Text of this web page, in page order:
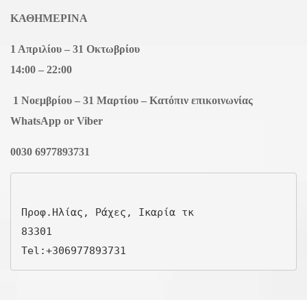
ΚΑΘΗΜΕΡΙΝΑ
1 Απριλίου – 31 Οκτωβρίου
14:00 – 22:00
1 Νοεμβρίου – 31 Μαρτίου – Κατόπιν επικοινωνίας
WhatsApp or Viber
0030 6977893731
Προφ.Ηλίας, Ράχες, Ικαρία τκ
83301
Tel:+306977893731